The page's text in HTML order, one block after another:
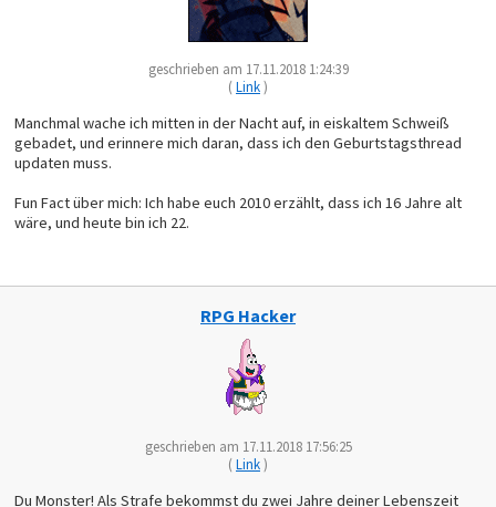
geschrieben am 17.11.2018 1:24:39
(Link)
Manchmal wache ich mitten in der Nacht auf, in eiskaltem Schweiß
gebadet, und erinnere mich daran, dass ich den Geburtstagsthread
updaten muss.
Fun Fact über mich: Ich habe euch 2010 erzählt, dass ich 16 Jahre alt
wäre, und heute bin ich 22.
RPG Hacker
geschrieben am 17.11.2018 17:56:25
(Link)
Du Monster! Als Strafe bekommst du zwei Jahre deiner Lebenszeit